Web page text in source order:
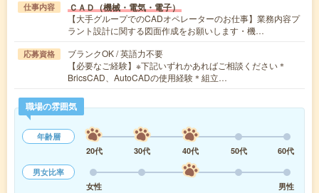
仕事内容 ＣＡＤ（機械・電気・電子）
【大手グループでのCADオペレーターのお仕事】業務内容プ
ラント設計に関する図面作成をお願いします・機…
応募資格
ブランクOK / 英語力不要
【必要なご経験】※下記いずれかあればご相談ください＊
BricsCAD、AutoCADの使用経験＊組立…
職場の雰囲気
年齢層
20代
30代 40代 50代
60代
男女比率
女性
男性